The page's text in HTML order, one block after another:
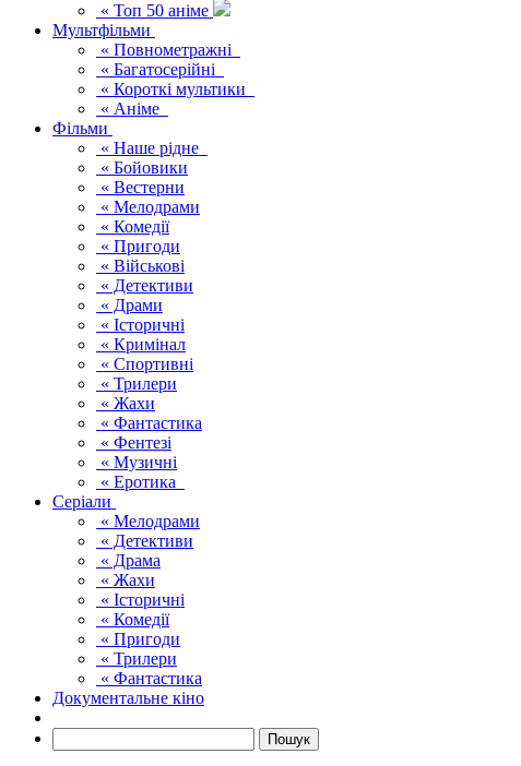
« Топ 50 аніме
Мультфільми
« Повнометражні
« Багатосерійні
« Короткі мультики
« Аніме
Фільми
« Наше рідне
« Бойовики
« Вестерни
« Мелодрами
« Комедії
« Пригоди
« Військові
« Детективи
« Драми
« Історичні
« Кримінал
« Спортивні
« Трилери
« Жахи
« Фантастика
« Фентезі
« Музичні
« Еротика
Серіали
« Мелодрами
« Детективи
« Драма
« Жахи
« Історичні
« Комедії
« Пригоди
« Трилери
« Фантастика
Документальне кіно
Пошук